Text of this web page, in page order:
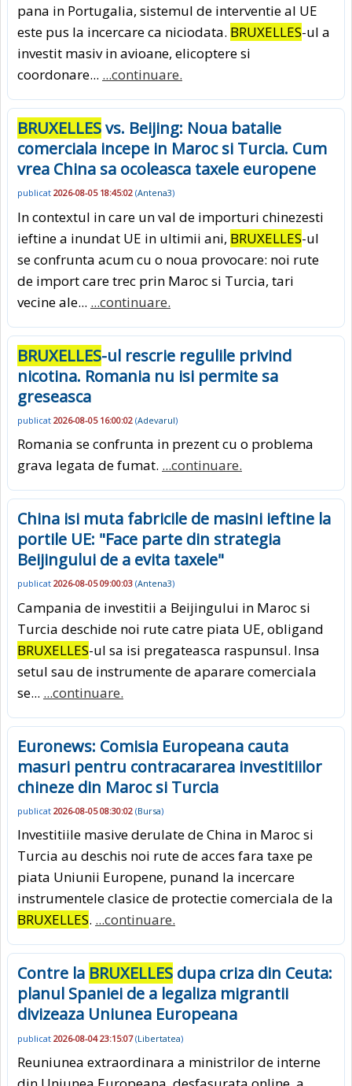
pana in Portugalia, sistemul de interventie al UE
este pus la incercare ca niciodata. BRUXELLES-ul a
investit masiv in avioane, elicoptere si
coordonare... ...continuare.
BRUXELLESvs. Beijing: Noua batalie
comerciala incepe in Maroc si Turcia. Cum
vrea China sa ocoleasca taxele europene
publicat 2026-08-05 18:45:02 (Antena3)
In contextul in care un val de importuri chinezesti
ieftine a inundat UE in ultimii ani, BRUXELLES-ul
se confrunta acum cu o noua provocare: noi rute
de import care trec prin Maroc si Turcia, tari
vecine ale... ...continuare.
BRUXELLES-ul rescrie regulile privind
nicotina. Romania nu isi permite sa
greseasca
publicat 2026-08-05 16:00:02 (Adevarul)
Romania se confrunta in prezent cu o problema
grava legata de fumat. ...continuare.
China isi muta fabricile de masini ieftine la
portile UE: "Face parte din strategia
Beijingului de a evita taxele"
publicat 2026-08-05 09:00:03 (Antena3)
Campania de investitii a Beijingului in Maroc si
Turcia deschide noi rute catre piata UE, obligand
BRUXELLES-ul sa isi pregateasca raspunsul. Insa
setul sau de instrumente de aparare comerciala
se... ...continuare.
Euronews: Comisia Europeana cauta
masuri pentru contracararea investitiilor
chineze din Maroc si Turcia
publicat 2026-08-05 08:30:02 (Bursa)
Investitiile masive derulate de China in Maroc si
Turcia au deschis noi rute de acces fara taxe pe
piata Uniunii Europene, punand la incercare
instrumentele clasice de protectie comerciala de la
BRUXELLES. ...continuare.
Contre la BRUXELLES dupa criza din Ceuta:
planul Spaniei de a legaliza migrantii
divizeaza Uniunea Europeana
publicat 2026-08-04 23:15:07(Libertatea)
Reuniunea extraordinara a ministrilor de interne